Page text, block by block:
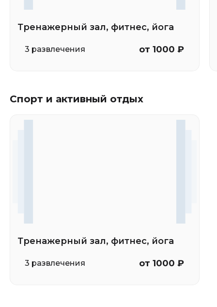
Тренажерный зал, фитнес, йога
3 развлечения от 1000 ₽
Спорт и активный отдых
Тренажерный зал, фитнес, йога
3 развлечения от 1000 ₽